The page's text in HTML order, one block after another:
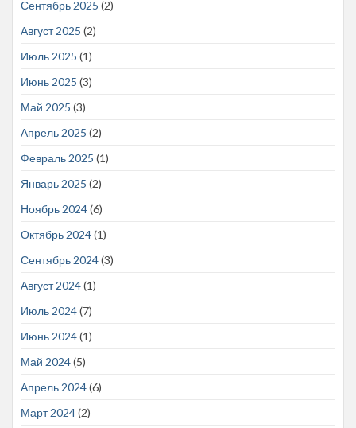
Сентябрь 2025 (2)
Август 2025 (2)
Июль 2025 (1)
Июнь 2025 (3)
Май 2025 (3)
Апрель 2025 (2)
Февраль 2025 (1)
Январь 2025 (2)
Ноябрь 2024(6)
Октябрь 2024(1)
Сентябрь 2024(3)
Август 2024(1)
Июль 2024(7)
Июнь 2024(1)
Май 2024(5)
Апрель 2024(6)
Март 2024(2)